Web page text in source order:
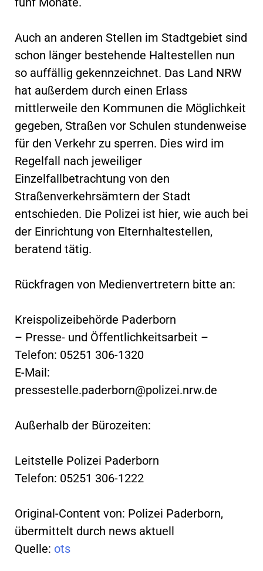
Auch an anderen Stellen im Stadtgebiet sind
schon länger bestehende Haltestellen nun
so auffällig gekennzeichnet. Das Land NRW
hat außerdem durch einen Erlass
mittlerweile den Kommunen die Möglichkeit
gegeben, Straßen vor Schulen stundenweise
für den Verkehr zu sperren. Dies wird im
Regelfall nach jeweiliger
Einzelfallbetrachtung von den
Straßenverkehrsämtern der Stadt
entschieden. Die Polizei ist hier, wie auch bei
der Einrichtung von Elternhaltestellen,
beratend tätig.
Rückfragen von Medienvertretern bitte an:
Kreispolizeibehörde Paderborn
– Presse- und Öffentlichkeitsarbeit –
Telefon: 05251 306-1320
E-Mail:
pressestelle.paderborn@polizei.nrw.de
Außerhalb der Bürozeiten:
Leitstelle Polizei Paderborn
Telefon: 05251 306-1222
Original-Content von: Polizei Paderborn,
übermittelt durch news aktuell
Quelle: ots